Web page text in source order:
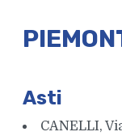
Asti
CANELLI,